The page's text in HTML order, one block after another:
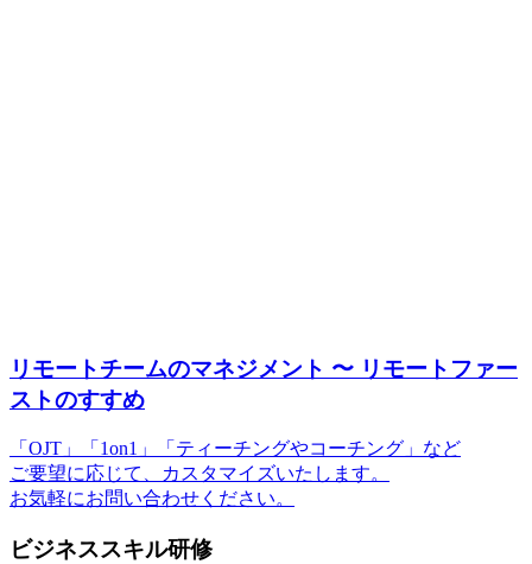
リモートチームのマネジメント 〜 リモートファー
ストのすすめ
「OJT」「1on1」「ティーチングやコーチング」など
ご要望に応じて、カスタマイズいたします。
お気軽にお問い合わせください。
ビジネススキル研修